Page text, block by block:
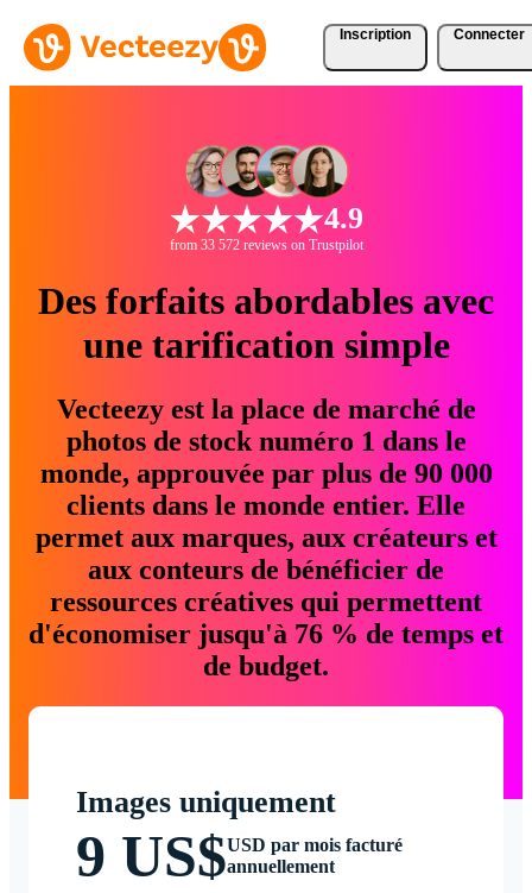
Inscription Connecter
4.9
from 33 572 reviews on Trustpilot
Des forfaits abordables avec
une tarification simple
Vecteezy est la place de marché de
photos de stock numéro 1 dans le
monde, approuvée par plus de 90 000
clients dans le monde entier. Elle
permet aux marques, aux créateurs et
aux conteurs de bénéficier de
ressources créatives qui permettent
d'économiser jusqu'à 76 % de temps et
de budget.
Images uniquement
9 US$USD par mois facturé
annuellement